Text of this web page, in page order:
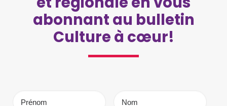
abonnant au bulletin
Culture à cœur!